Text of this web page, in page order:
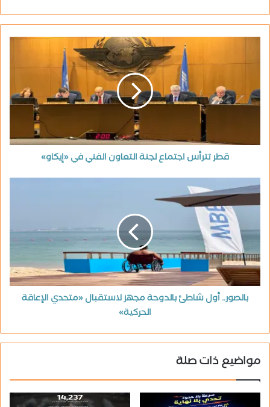
قطر تترأس اجتماع لجنة التعاون الفني في «إيكاو»
بالصور.. أول شاطئ بالدوحة مجهز لاستقبال «متحدي الإعاقة
الحركية»
مواضيع ذات صلة